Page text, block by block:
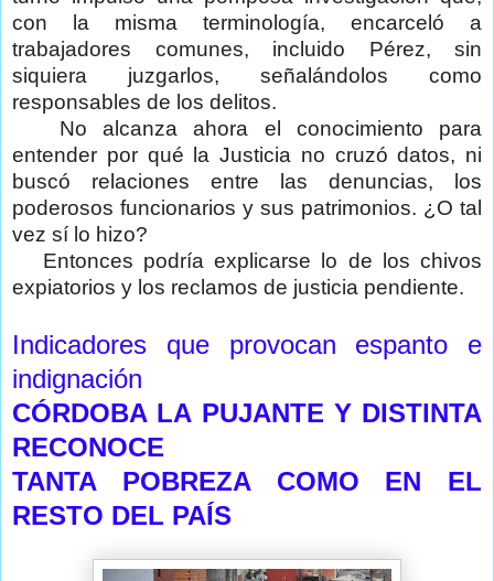
con la misma terminología, encarceló a
trabajadores comunes, incluido Pérez, sin
siquiera juzgarlos, señalándolos como
responsables de los delitos.
No alcanza ahora el conocimiento para
entender por qué la Justicia no cruzó datos, ni
buscó relaciones entre las denuncias, los
poderosos funcionarios y sus patrimonios. ¿O tal
vez sí lo hizo?
Entonces podría explicarse lo de los chivos
expiatorios y los reclamos de justicia pendiente.
Indicadores que provocan espanto e
indignación
CÓRDOBA LA PUJANTE Y DISTINTA
RECONOCE
TANTA POBREZA COMO EN EL
RESTO DEL PAÍS